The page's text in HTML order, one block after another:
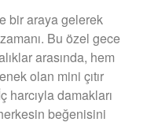
bir araya gelerek
Bu özel gece
arasında, hem
olan mini çıtır
harcıyla damakları
beğenisini